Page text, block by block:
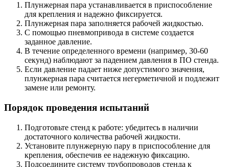
Плунжерная пара устанавливается в приспособление
для крепления и надежно фиксируется.
Плунжерная пара заполняется рабочей жидкостью.
С помощью пневмопривода в системе создается
заданное давление.
В течение определенного времени (например, 30-60
секунд) наблюдают за падением давления в ПО стенда.
Если давление падает ниже допустимого значения,
плунжерная пара считается негерметичной и подлежит
замене или ремонту.
Порядок проведения испытаний
Подготовьте стенд к работе: убедитесь в наличии
достаточного количества рабочей жидкости.
Установите плунжерную пару в приспособление для
крепления, обеспечив ее надежную фиксацию.
Подсоедините систему трубопроводов стенда к